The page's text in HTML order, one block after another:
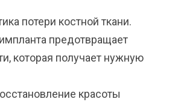
потери костной ткани.
предотвращает
которая получает нужную
красоты